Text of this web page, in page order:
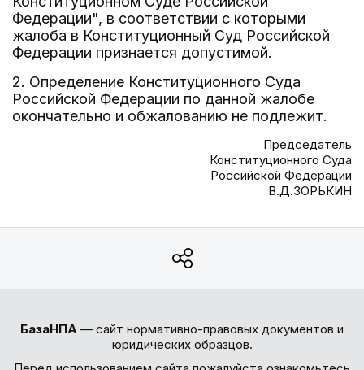
Федерации", в соответствии с которыми
жалоба в Конституционный Суд Российской
Федерации признается допустимой.
2. Определение Конституционного Суда
Российской Федерации по данной жалобе
окончательно и обжалованию не подлежит.
Председатель
Конституционного Суда
Российской Федерации
В.Д.ЗОРЬКИН
БазаНПА — сайт нормативно-правовых документов и
юридических образцов.